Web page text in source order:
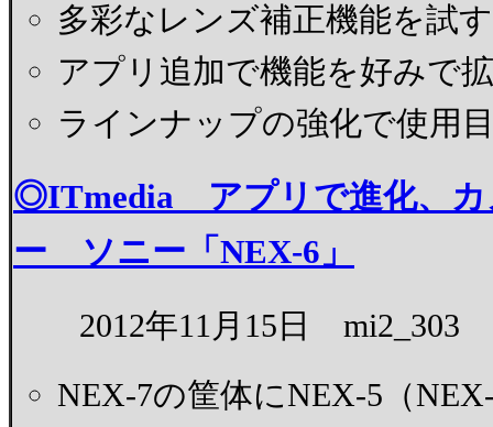
多彩なレンズ補正機能を試す
アプリ追加で機能を好みで
ラインナップの強化で使用
◎ITmedia アプリで進化、カ
ー ソニー「NEX-6」
2012年11月15日 mi2_303
NEX-7の筐体にNEX-5（